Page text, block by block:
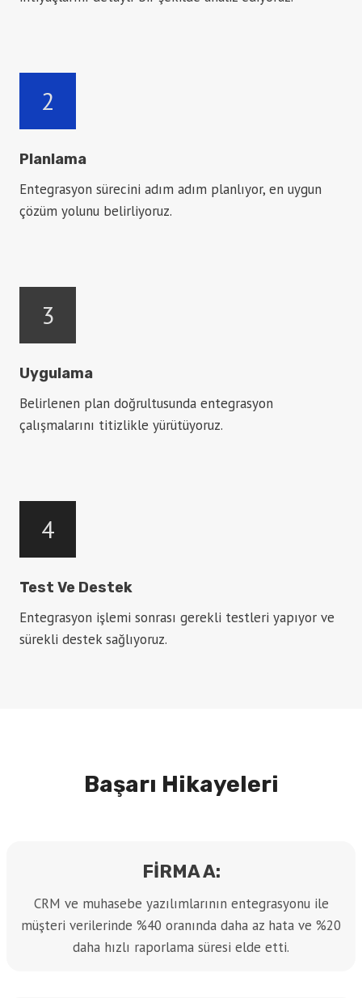
2
Planlama
Entegrasyon sürecini adım adım planlıyor, en uygun
çözüm yolunu belirliyoruz.
3
Uygulama
Belirlenen plan doğrultusunda entegrasyon
çalışmalarını titizlikle yürütüyoruz.
4
Test Ve Destek
Entegrasyon işlemi sonrası gerekli testleri yapıyor ve
sürekli destek sağlıyoruz.
Başarı Hikayeleri
FIRMA A:
CRM ve muhasebe yazılımlarının entegrasyonu ile
müşteri verilerinde %40 oranında daha az hata ve %20
daha hızlı raporlama süresi elde etti.